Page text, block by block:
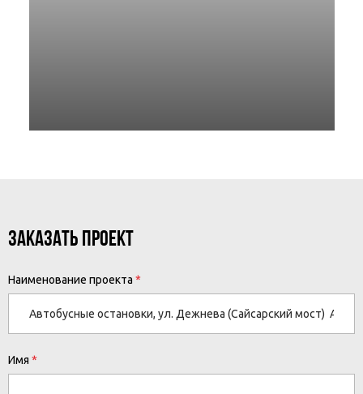
ЗАКАЗАТЬ ПРОЕКТ
Наименование проекта
Имя